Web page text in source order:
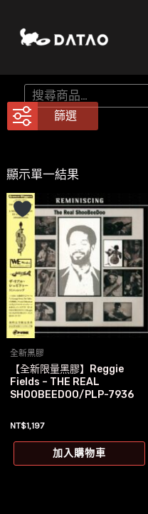
要
內
搜
尋
篩選
顯示單一結果
全新黑膠
【全新限量黑膠】Reggie
Fields – THE REAL
SHOOBEEDOO/PLP-7936
NT$1,197
加入購物車